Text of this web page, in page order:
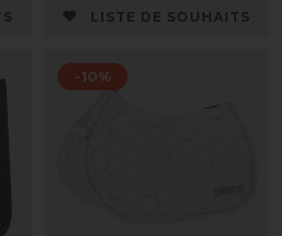
LISTE DE SOUHAITS
-10%